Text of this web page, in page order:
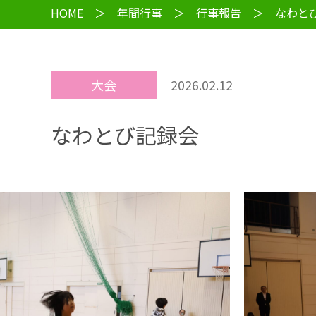
HOME ＞ 年間行事 ＞ 行事報告 ＞ なわと
大会 2026.02.12
なわとび記録会